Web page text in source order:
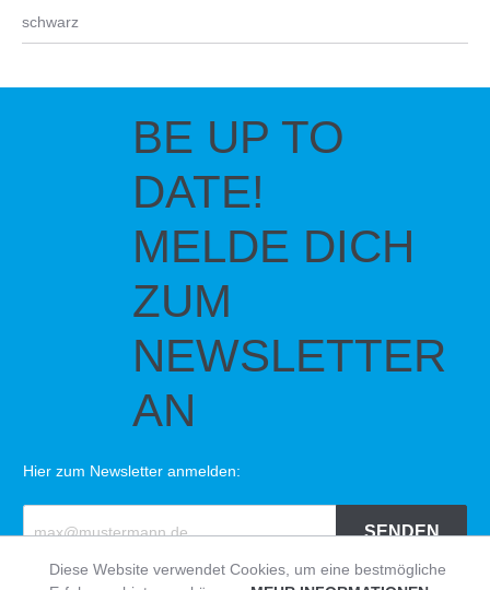
schwarz
BE UP TO
DATE!
MELDE DICH
ZUM
NEWSLETTER
AN
Hier zum Newsletter anmelden:
SENDEN
Diese Website verwendet Cookies, um eine bestmögliche